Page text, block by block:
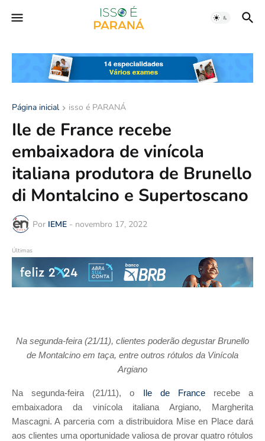
Página inicial isso é PARANÁ
Ile de France recebe
embaixadora de vinícola
italiana produtora de Brunello
di Montalcino e Supertoscano
Por IEME - novembro 17, 2022
Últimas
Na segunda-feira (21/11), clientes poderão degustar Brunello
de Montalcino em taça, entre outros rótulos da Vinícola
Argiano
Na segunda-feira (21/11), o Ile de Francerecebe a
embaixadora da vinícola italiana Argiano, Margherita
Mascagni. A parceria com a distribuidora Mise en Place dará
aos clientes uma oportunidade valiosa de provar quatro rótulos